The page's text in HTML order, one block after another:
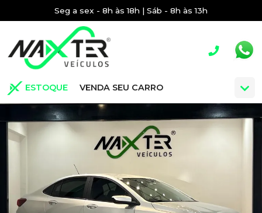
Seg a sex - 8h às 18h | Sáb - 8h às 13h
ESTOQUE VENDA SEU CARRO